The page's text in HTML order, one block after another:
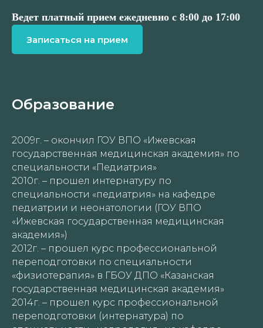
Ведет платный прием ежедневно с 8:00 до 17:00
Записаться на прием
Образование
2009г. – окончил ГОУ ВПО «Ижевская
государственная медицинская академия» по
специальности «Педиатрия»
2010г. – прошел интернатуру по
специальности «педиатрия» на кафедре
педиатрии и неонатологии (ГОУ ВПО
«Ижевская государственная медицинская
академия»)
2012г. – прошел курс профессиональной
переподготовки по специальности
«физиотерапия» в ГБОУ ДПО «Казанская
государственная медицинская академия»
2014г. – прошел курс профессиональной
переподготовки (интернатура) по